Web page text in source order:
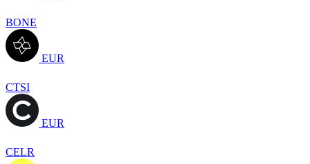
BONE
EUR
CTSI
EUR
CELR